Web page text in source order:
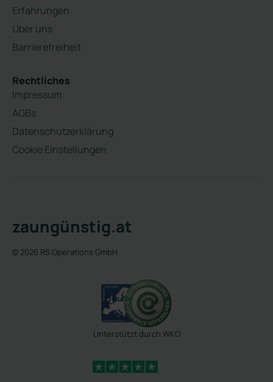
Erfahrungen
Über uns
Barrierefreiheit
Rechtliches
Impressum
AGBs
Datenschutzerklärung
Cookie Einstellungen
zaungünstig.at
© 2026 RS Operations GmbH
Unterstützt durch WKO
4,3 Sterne